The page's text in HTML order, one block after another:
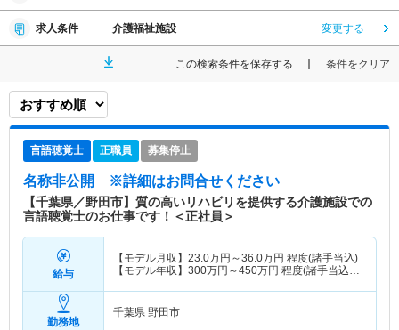
求人条件 介護福祉施設 変更する
この検索条件を保存する 条件をクリア
言語聴覚士 正職員 募集停止
名称非公開 ※詳細はお問合せください
【千葉県／野田市】質の高いリハビリを提供する介護施設での
言語聴覚士のお仕事です！＜正社員＞
給与
【モデル月収】 23.0万円～36.0万円 程度(諸手当込)
【モデル年収】 300万円～450万円 程度(諸手当込)
勤務地
千葉県 野田市